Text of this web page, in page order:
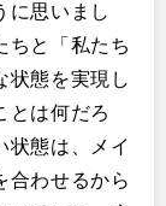
に思いまし
ちと「私たち
状態を実現し
とは何だろ
状態は、メイ
合わせるから